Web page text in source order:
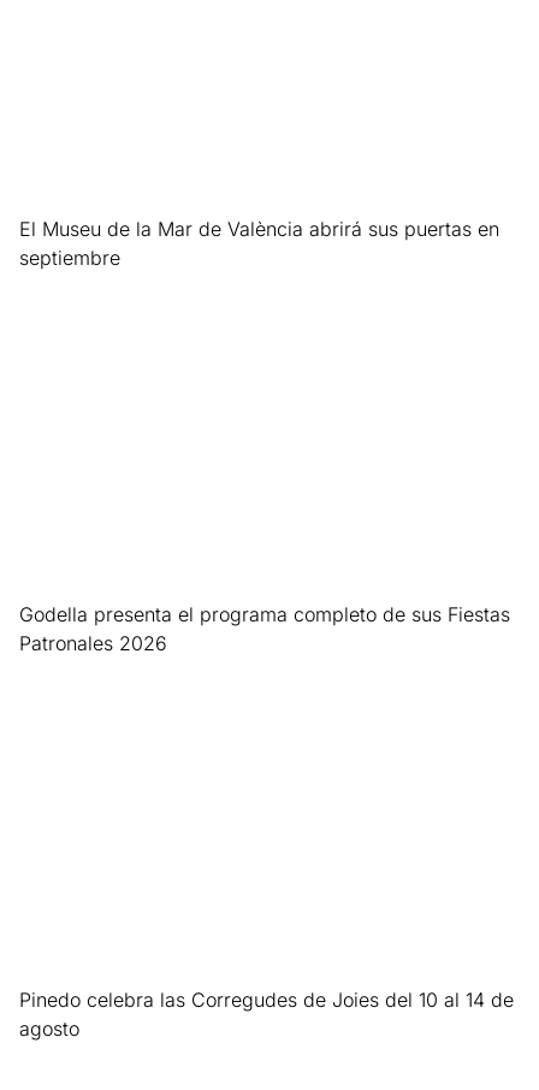
El Museu de la Mar de València abrirá sus puertas en
septiembre
Godella presenta el programa completo de sus Fiestas
Patronales 2026
Pinedo celebra las Corregudes de Joies del 10 al 14 de
agosto